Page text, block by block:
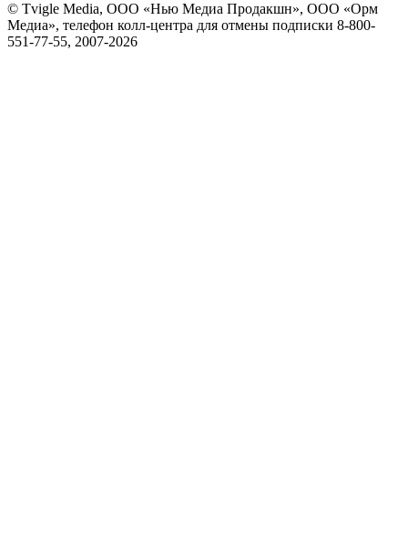
© Tvigle Media, ООО «Нью Медиа Продакшн», ООО «Орм
Медиа», телефон колл-центра для отмены подписки 8-800-
551-77-55, 2007-2026